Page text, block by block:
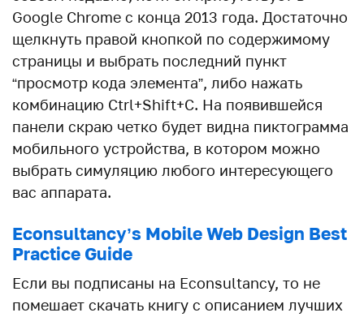
Google Chrome с конца 2013 года. Достаточно
щелкнуть правой кнопкой по содержимому
страницы и выбрать последний пункт
“просмотр кода элемента”, либо нажать
комбинацию Ctrl+Shift+C. На появившейся
панели скраю четко будет видна пиктограмма
мобильного устройства, в котором можно
выбрать симуляцию любого интересующего
вас аппарата.
Econsultancy’s Mobile Web Design Best
Practice Guide
Если вы подписаны на Econsultancy, то не
помешает скачать книгу с описанием лучших